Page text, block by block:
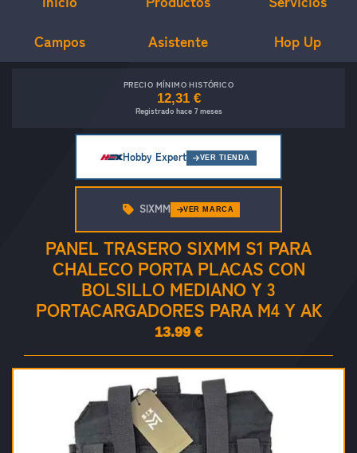
Campos Asistente Hop Up
PRECIO MÍNIMO HISTÓRICO
12,31 €
Registrado hace 7 meses
Hobby Expert VER TIENDA
PANEL TRASERO SIXMM S1 PARA
CHALECO PORTA PLACAS CON
BOLSILLO MEDIANO Y 3
PORTACARGADORES PARA M4 Y AK
13.99 €
SIXMM VER MARCA